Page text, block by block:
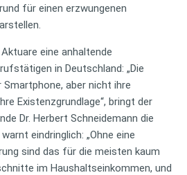
für einen erzwungenen
eine anhaltende
in Deutschland: „Die
aber nicht ihre
Existenzgrundlage“, bringt der
Dr. Herbert Schneidemann die
eindringlich: „Ohne eine
sind das für die meisten kaum
im Haushaltseinkommen, und